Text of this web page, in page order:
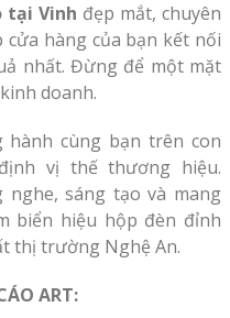
tại Vinh đẹp mắt, chuyên
cửa hàng của bạn kết nối
nhất. Đừng để một mặt
doanh.
hành cùng bạn trên con
vị thế thương hiệu.
sáng tạo và mang
biển hiệu hộp đèn đỉnh
thị trường Nghệ An.
ART: